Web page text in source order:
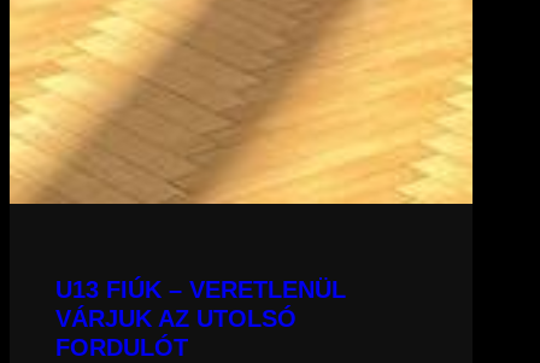
U13 FIÚK – VERETLENÜL
VÁRJUK AZ UTOLSÓ
FORDULÓT